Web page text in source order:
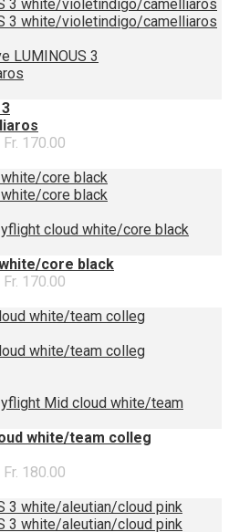
LUMINOUS 3
Fr. 170.00
cloud white/core black
core black
Fr. 170.00
Mid cloud white/team
white/team colleg
Fr. 180.00